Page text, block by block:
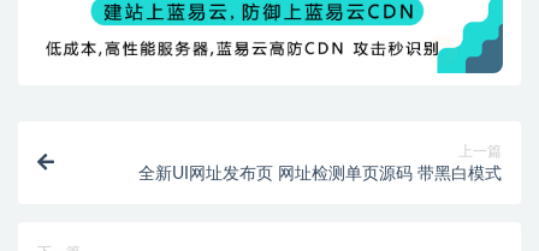
上一篇
全新UI网址发布页 网址检测单页源码 带黑白模式